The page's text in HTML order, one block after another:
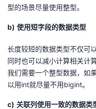
型的场景尽量使用整型。
b) 使用短字段的数据类型
长度较短的数据类型不仅可
同时也可以减小计算相关计
我们需要一个整型数据，如
以用int就尽量不用bigint。
c) 关联列使用一致的数据类